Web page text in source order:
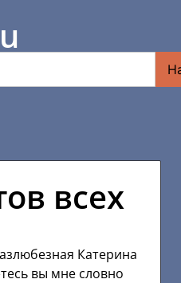
всех
Катерина
вы мне словно